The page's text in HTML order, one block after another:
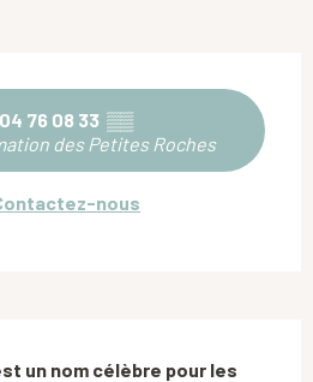
04 76 08 33 ▒▒
des Petites Roches
nous
un nom célèbre pour les